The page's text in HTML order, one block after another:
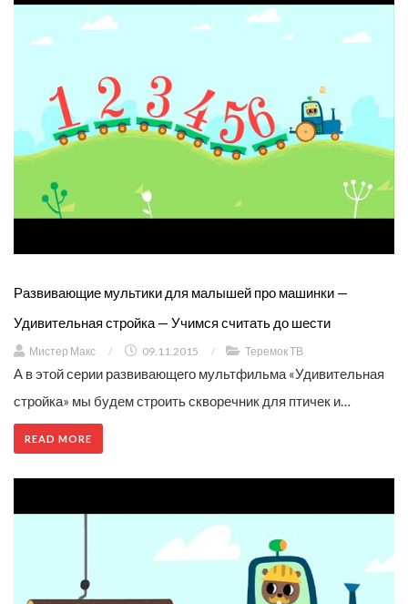
Развивающие мультики для малышей про машинки —
Удивительная стройка — Учимся считать до шести
Мистер Макс / 09.11.2015 / Теремок ТВ
А в этой серии развивающего мультфильма «Удивительная
стройка» мы будем строить скворечник для птичек и…
READ MORE